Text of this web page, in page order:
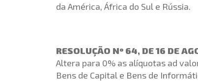
da América, África do Sul e Rússia.
RESOLUÇÃO Nº 64, DE 16 DE
Altera para 0% as alíquotas ad
Bens de Capital e Bens de